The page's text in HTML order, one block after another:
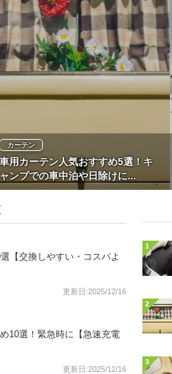
カーテン
車用カーテン人気おすすめ5選！キ
ャンプでの車中泊や日除けに...
【交換しやすい・コスパよ
更新日:2025/12/16
10選！緊急時に【急速充電
更新日:2025/12/16
1
2
3